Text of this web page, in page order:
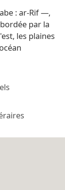
: ar-Rif —,
par la
les plaines